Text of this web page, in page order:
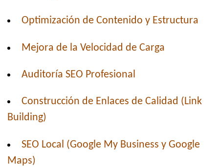
Optimización de Contenido y Estructura
Mejora de la Velocidad de Carga
Auditoría SEO Profesional
Construcción de Enlaces de Calidad (Link
Building)
SEO Local (Google My Business y Google
Maps)